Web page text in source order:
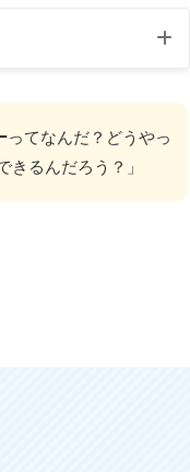
ってなんだ？どうやっ
きるんだろう？」